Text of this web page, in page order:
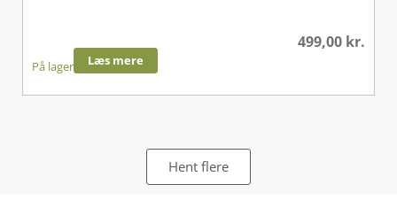
499,00 kr.
På lager Læs mere
Hent flere